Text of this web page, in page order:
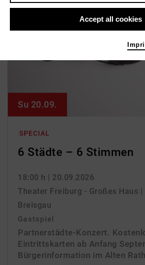
SPECIAL
6 Städte – 6 Stimmen
18:00 h | 20.09.2026
Theater Freiburg - Großes Haus
Breisgau
Gastspiel
Partnerstädte-Konzert.
Eintrittskarten ab Anfang
Bürgerinformation im Alten
Su 20.09.
Accept all cookies